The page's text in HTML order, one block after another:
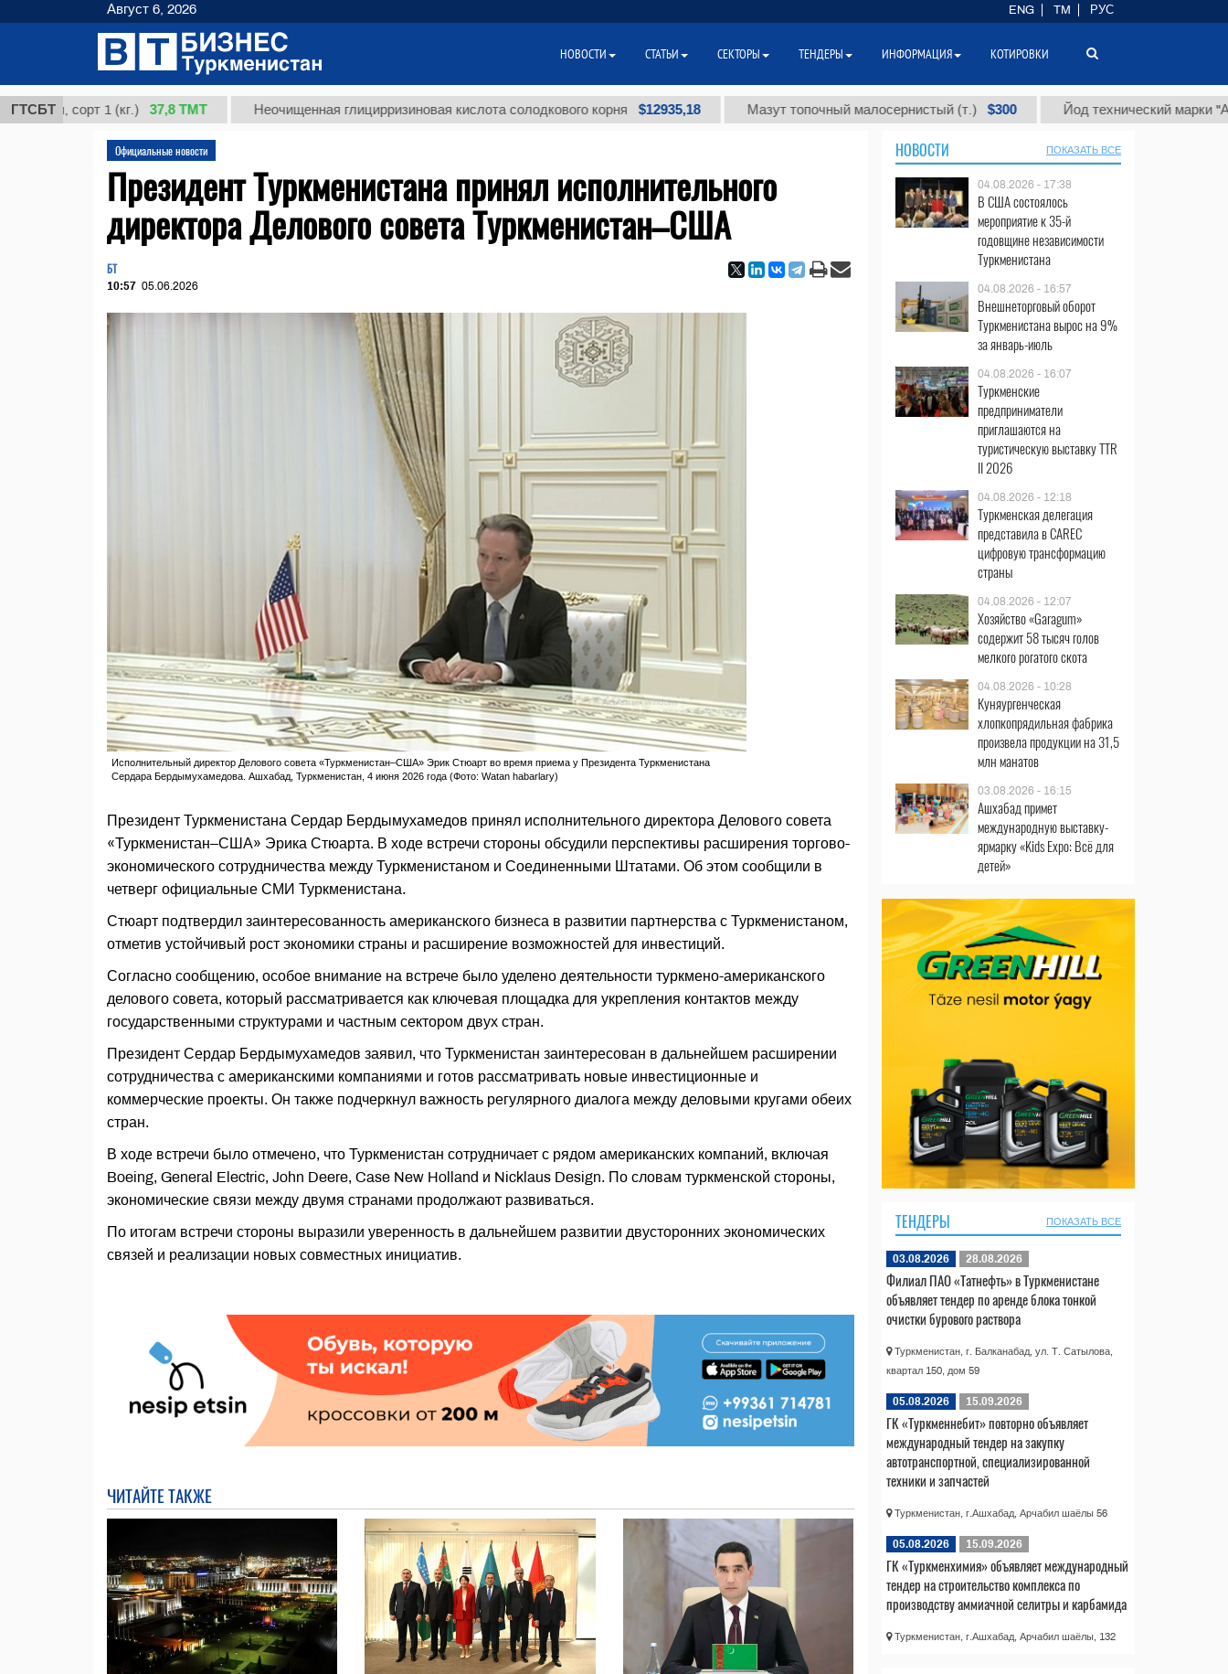
ГТСБТ
сорт 1 (кг.) 37,8 ТМТ Неочищенная глицирризиновая кислота солодкового корня $12935,18 Мазут топочный малосернистый (т.) $300 Йод технический марки "А" (т.)
Официальные новости
Президент Туркменистана принял исполнительного
директора Делового совета Туркменистан–США
БТ
10:57 05.06.2026
Исполнительный директор Делового совета «Туркменистан–США» Эрик Стюарт во время приема у Президента Туркменистана
Сердара Бердымухамедова. Ашхабад, Туркменистан, 4 июня 2026 года (Фото: Watan habarlary)
Президент Туркменистана Сердар Бердымухамедов принял исполнительного директора Делового совета
«Туркменистан–США» Эрика Стюарта. В ходе встречи стороны обсудили перспективы расширения торгово-
экономического сотрудничества между Туркменистаном и Соединенными Штатами. Об этом сообщили в
четверг официальные СМИ Туркменистана.
Стюарт подтвердил заинтересованность американского бизнеса в развитии партнерства с Туркменистаном,
отметив устойчивый рост экономики страны и расширение возможностей для инвестиций.
Согласно сообщению, особое внимание на встрече было уделено деятельности туркмено-американского
делового совета, который рассматривается как ключевая площадка для укрепления контактов между
государственными структурами и частным сектором двух стран.
Президент Сердар Бердымухамедов заявил, что Туркменистан заинтересован в дальнейшем расширении
сотрудничества с американскими компаниями и готов рассматривать новые инвестиционные и
коммерческие проекты. Он также подчеркнул важность регулярного диалога между деловыми кругами обеих
стран.
В ходе встречи было отмечено, что Туркменистан сотрудничает с рядом американских компаний, включая
Boeing, General Electric, John Deere, Case New Holland и Nicklaus Design. По словам туркменской стороны,
экономические связи между двумя странами продолжают развиваться.
По итогам встречи стороны выразили уверенность в дальнейшем развитии двусторонних экономических
связей и реализации новых совместных инициатив.
ЧИТАЙТЕ ТАКЖЕ
НОВОСТИ ПОКАЗАТЬ ВСЕ
04.08.2026 - 17:38
В США состоялось
мероприятие к 35-й
годовщине независимости
Туркменистана
04.08.2026 - 16:57
Внешнеторговый оборот
Туркменистана вырос на 9%
за январь-июль
04.08.2026 - 16:07
Туркменские
предприниматели
приглашаются на
туристическую выставку TTR
II 2026
04.08.2026 - 12:18
Туркменская делегация
представила в CAREC
цифровую трансформацию
страны
04.08.2026 - 12:07
Хозяйство «Garagum»
содержит 58 тысяч голов
мелкого рогатого скота
04.08.2026 - 10:28
Куняургенческая
хлопкопрядильная фабрика
произвела продукции на 31,5
млн манатов
03.08.2026 - 16:15
Ашхабад примет
международную выставку-
ярмарку «Kids Expo: Всё для
детей»
ТЕНДЕРЫ ПОКАЗАТЬ ВСЕ
03.08.2026 28.08.2026
Филиал ПАО «Татнефть» в Туркменистане
объявляет тендер по аренде блока тонкой
очистки бурового раствора
Туркменистан, г. Балканабад, ул. Т. Сатылова,
квартал 150, дом 59
05.08.2026 15.09.2026
ГК «Туркменнебит» повторно объявляет
международный тендер на закупку
автотранспортной, специализированной
техники и запчастей
Туркменистан, г.Ашхабад, Арчабил шаёлы 56
05.08.2026 15.09.2026
ГК «Туркменхимия» объявляет международный
тендер на строительство комплекса по
производству аммиачной селитры и карбамида
Туркменистан, г.Ашхабад, Арчабил шаёлы, 132
Август 6, 2026 ENG TM РУС
НОВОСТИ СТАТЬИ СЕКТОРЫ ТЕНДЕРЫ ИНФОРМАЦИЯ КОТИРОВКИ